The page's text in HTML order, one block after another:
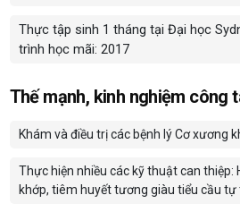
Thực tập sinh 1 tháng tại Đại học
trình học mãi: 2017
Thế mạnh, kinh nghiệm công
Khám và điều trị các bệnh lý Cơ xương
Thực hiện nhiều các kỹ thuật can thiệp:
khớp, tiêm huyết tương giàu tiểu cầu tự